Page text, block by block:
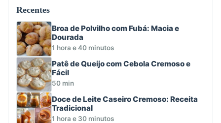
Recentes
Broa de Polvilho com Fubá: Macia e
Dourada
1 hora e 40 minutos
Patê de Queijo com Cebola Cremoso e
Fácil
50 min
Doce de Leite Caseiro Cremoso: Receita
Tradicional
1 hora e 30 minutos